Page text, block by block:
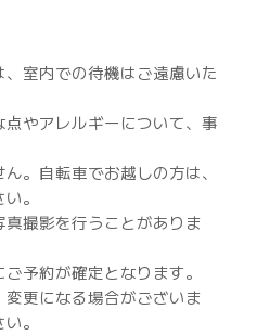
室内での待機はご遠慮いた
やアレルギーについて、事
。自転車でお越しの方は、
。
撮影を行うことがありま
予約が確定となります。
更になる場合がございま
。